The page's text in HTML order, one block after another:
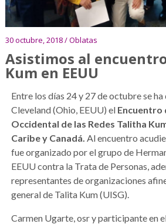
30 octubre, 2018 / Oblatas
Asistimos al
Kum en EEUU
Entre los días 24 y 27 de octubre se
Cleveland (Ohio, EEUU) el Encuentro
Occidental de las Redes Talitha
Caribe y Canadá. Al encuentro
fue organizado por el grupo de
EEUU contra la Trata de Personas,
representantes de organizaciones
general de Talita Kum (UISG).
Carmen Ugarte, osr y participante en